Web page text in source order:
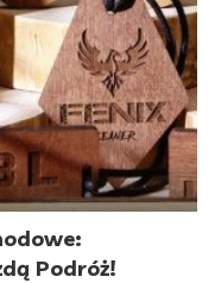
Podróż!